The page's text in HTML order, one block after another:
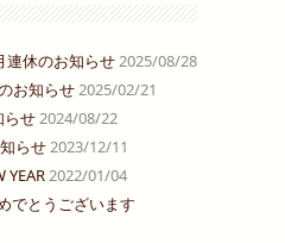
休のお知らせ2025/08/28
お知らせ2025/02/21
らせ2024/08/22
らせ2023/12/11
2022/01/04
でとうございます